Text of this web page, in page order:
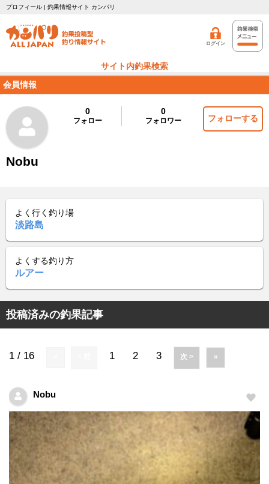
プロフィール | 釣果情報サイト カンパリ
ログイン
サイト内釣果検索
会員情報
0
フォロー
0
フォロワー フォローする
Nobu
よく行く釣り場
淡路島
よくする釣り方
ルアー
投稿済みの釣果記事
1 / 16 1 2 3 次 > »
Nobu